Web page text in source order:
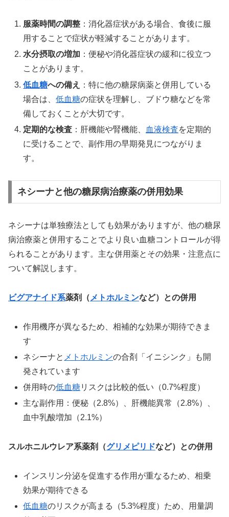
服薬時間の調整 ：消化器症状がある場合、食後に服
用することで症状が軽減することがあります。
水分摂取の増加 ：便秘や消化器症状の緩和に役立つ
ことがあります。
低血糖への備え
：特に他の糖尿病薬と併用している
場合は、低血糖の症状を理解し、ブドウ糖などを常
備しておくことが大切です。
定期的な検査 ：肝機能や腎機能、 血液検査を定期的
に受けることで、副作用の早期発見につながりま
す。
ネシーナと他の糖尿病治療薬の併用効果
ネシーナは単独療法としても効果がありますが、他の糖尿
病治療薬と併用することでより良い血糖コントロールが得
られることがあります。主な併用薬とその効果・注意点に
ついて解説します。
ビグアナイド系薬剤（ メトホルミンなど）との併用
作用機序が異なるため、相補的な効果が期待できま
す
ネシーナと メトホルミンの合剤「イニシンク」も開
発されています
併用時の低血糖リスクは比較的低い（0.7%程度）
主な副作用：便秘（2.8%）、肝機能異常（2.8%）、
血中乳酸増加（2.1%）
スルホニルウレア系薬剤（グリメピリドなど）との併用
インスリン分泌を促進する作用が重なるため、相乗
効果が期待できる
低血糖のリスクが高まる（5.3%程度）ため、用量調